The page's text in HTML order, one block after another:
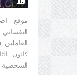
موقع
كانون